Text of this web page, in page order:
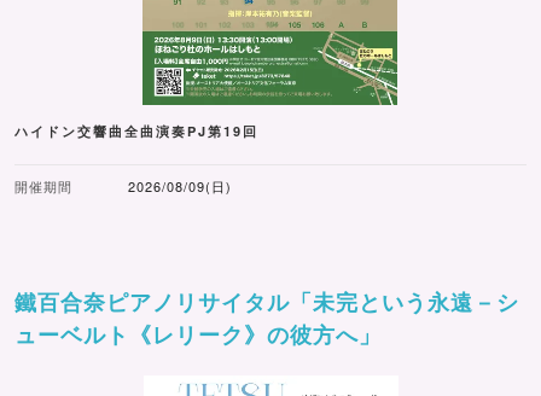
ハイドン交響曲全曲演奏PJ第19回
開催期間 2026/08/09(日)
鐵百合奈ピアノリサイタル「未完という永遠－シ
ューベルト《レリーク》の彼方へ」